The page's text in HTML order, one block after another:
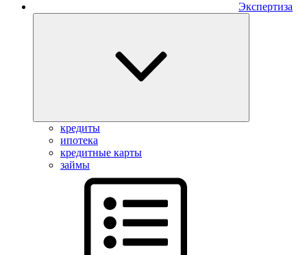
Экспертиза
кредиты
ипотека
кредитные карты
займы